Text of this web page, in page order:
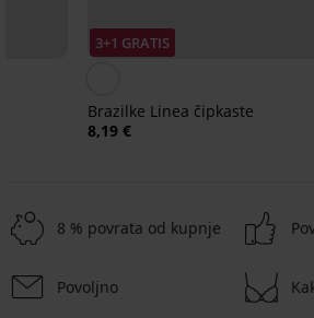
3+1 GRATIS
Brazilke Linea čipkaste
8,19 €
8 % povrata od kupnje
Povoljno